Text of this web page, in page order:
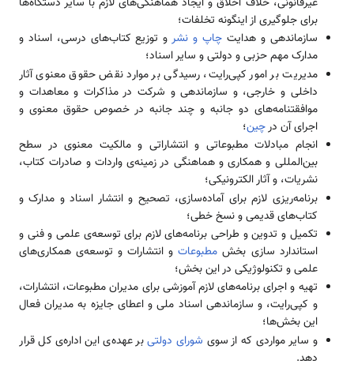
برای جلوگیری از اینگونه تخلفات؛
سازماندهی و هدایت چاپ و نشرو توزیع کتاب‌های درسی، اسناد و
مدارک مهم حزبی و دولتی و سایر اسناد؛
مدیریت بر امور کپی‌رایت، رسیدگی بر موارد نقض حقوق معنوی آثار
داخلی و خارجی، و سازماندهی و شرکت در مذاکرات و معاهدات و
موافقتنامه‌های دو جانبه و چند جانبه در خصوص حقوق معنوی و
اجرای آن درچین؛
انجام مبادلات مطبوعاتی و انتشاراتی و مالکیت معنوی در سطح
بین‌المللی و همکاری و هماهنگی در زمینه‌ی واردات و صادرات کتاب،
نشریات، و آثار الکترونیکی؛
برنامه‌ریزی لازم برای آماده‌سازی، تصحیح و انتشار اسناد و مدارک و
کتاب‌های قدیمی و نسخ خطی؛
تکمیل و تدوین و طراحی برنامه‌های لازم برای توسعه‌ی علمی و فنی و
استاندارد سازی بخش مطبوعاتو انتشارات و توسعه‌ی همکاری‌های
علمی و تکنولوژیکی در این بخش؛
تهیه و اجرای برنامه‌های لازم آموزشی برای مدیران مطبوعات، انتشارات،
و کپی‌رایت، و سازماندهی اسناد ملی و اعطای جایزه به مدیران فعال
این بخش‌ها؛
و سایر مواردی که از سوی شورای دولتیبر عهده‌ی این اداره‌ی کل قرار
دهد.